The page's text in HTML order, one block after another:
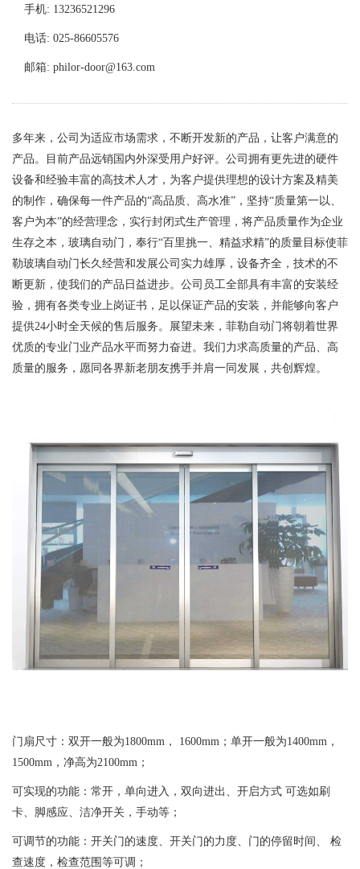
手机: 13236521296
电话: 025-86605576
邮箱: philor-door@163.com
多年来，公司为适应市场需求，不断开发新的产品，让客户满意的
产品。目前产品远销国内外深受用户好评。公司拥有更先进的硬件
设备和经验丰富的高技术人才，为客户提供理想的设计方案及精美
的制作，确保每一件产品的“高品质、高水准”，坚持“质量第一以、
客户为本”的经营理念，实行封闭式生产管理，将产品质量作为企业
生存之本，玻璃自动门，奉行“百里挑一、精益求精”的质量目标使菲
勒玻璃自动门长久经营和发展公司实力雄厚，设备齐全，技术的不
断更新，使我们的产品日益进步。公司员工全部具有丰富的安装经
验，拥有各类专业上岗证书，足以保证产品的安装，并能够向客户
提供24小时全天候的售后服务。展望未来，菲勒自动门将朝着世界
优质的专业门业产品水平而努力奋进。我们力求高质量的产品、高
质量的服务，愿同各界新老朋友携手并肩一同发展，共创辉煌。
门扇尺寸：双开一般为1800mm， 1600mm；单开一般为1400mm，
1500mm，净高为2100mm；
可实现的功能：常开，单向进入，双向进出、开启方式 可选如刷
卡、脚感应、洁净开关，手动等；
可调节的功能：开关门的速度、开关门的力度、门的停留时间、 检
查速度，检查范围等可调；